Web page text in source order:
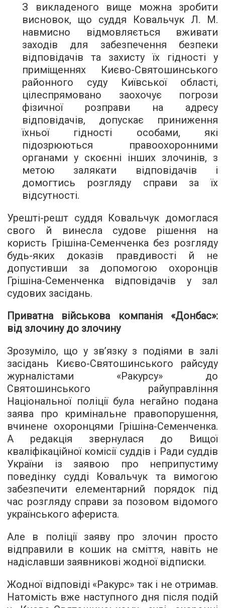
З викладеного вище можна зробити
висновок, що суддя Ковальчук Л. М.
навмисно відмовляється вживати
заходів для забезпечення безпеки
відповідачів та захисту їх гідності у
приміщеннях Києво-Святошинського
районного суду Київської області,
цілеспрямовано заохочує погрози
фізичної розправи на адресу
відповідачів, допускає приниження
їхньої гідності особами, які
підозрюються правоохоронними
органами у скоєнні інших злочинів, з
метою залякати відповідачів і
домогтись розгляду справи за їх
відсутності.
Урешті-решт суддя Ковальчук домоглася
свого й винесла судове рішення на
користь Грішіна-Семенченка без розгляду
будь-яких доказів правдивості й не
допустивши за допомогою охоронців
Грішіна-Семенченка відповідачів у зал
судових засідань.
Приватна військова компанія «Донбас»:
від злочину до злочину
Зрозуміло, що у зв’язку з подіями в залі
засідань Києво-Святошинського райсуду
журналістами «Ракурсу» до
Святошинського райуправління
Національної поліції була негайно подана
заява про кримінальне правопорушення,
вчинене охоронцями Грішіна-Семенченка.
А редакція звернулася до Вищої
кваліфікаційної комісії суддів і Ради суддів
України із заявою про неприпустиму
поведінку судді Ковальчук та вимогою
забезпечити елементарний порядок під
час розгляду справи за позовом відомого
українського афериста.
Але в поліції заяву про злочин просто
відправили в кошик на сміття, навіть не
надіславши заявникові жодної відписки.
Жодної відповіді «Ракурс» так і не отримав.
Натомість вже наступного дня після подій